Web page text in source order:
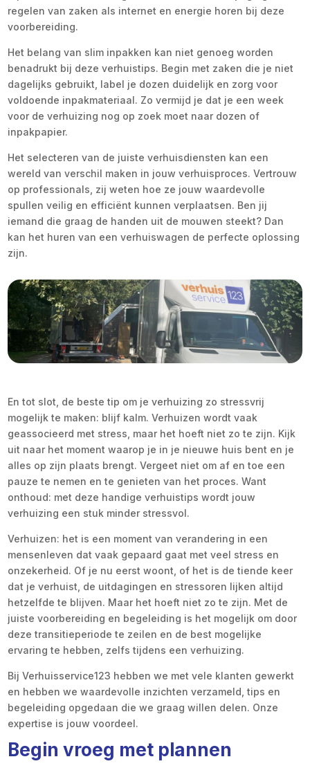
regelen van zaken als internet en energie horen bij deze
voorbereiding.
Het belang van slim inpakken kan niet genoeg worden
benadrukt bij deze verhuistips. Begin met zaken die je niet
dagelijks gebruikt, label je dozen duidelijk en zorg voor
voldoende inpakmateriaal. Zo vermijd je dat je een week
voor de verhuizing nog op zoek moet naar dozen of
inpakpapier.
Het selecteren van de juiste verhuisdiensten kan een
wereld van verschil maken in jouw verhuisproces. Vertrouw
op professionals, zij weten hoe ze jouw waardevolle
spullen veilig en efficiënt kunnen verplaatsen. Ben jij
iemand die graag de handen uit de mouwen steekt? Dan
kan het huren van een verhuiswagen de perfecte oplossing
zijn.
En tot slot, de beste tip om je verhuizing zo stressvrij
mogelijk te maken: blijf kalm. Verhuizen wordt vaak
geassocieerd met stress, maar het hoeft niet zo te zijn. Kijk
uit naar het moment waarop je in je nieuwe huis bent en je
alles op zijn plaats brengt. Vergeet niet om af en toe een
pauze te nemen en te genieten van het proces. Want
onthoud: met deze handige verhuistips wordt jouw
verhuizing een stuk minder stressvol.
Verhuizen: het is een moment van verandering in een
mensenleven dat vaak gepaard gaat met veel stress en
onzekerheid. Of je nu eerst woont, of het is de tiende keer
dat je verhuist, de uitdagingen en stressoren lijken altijd
hetzelfde te blijven. Maar het hoeft niet zo te zijn. Met de
juiste voorbereiding en begeleiding is het mogelijk om door
deze transitieperiode te zeilen en de best mogelijke
ervaring te hebben, zelfs tijdens een verhuizing.
Bij Verhuisservice123 hebben we met vele klanten gewerkt
en hebben we waardevolle inzichten verzameld, tips en
begeleiding opgedaan die we graag willen delen. Onze
expertise is jouw voordeel.
Begin vroeg met plannen